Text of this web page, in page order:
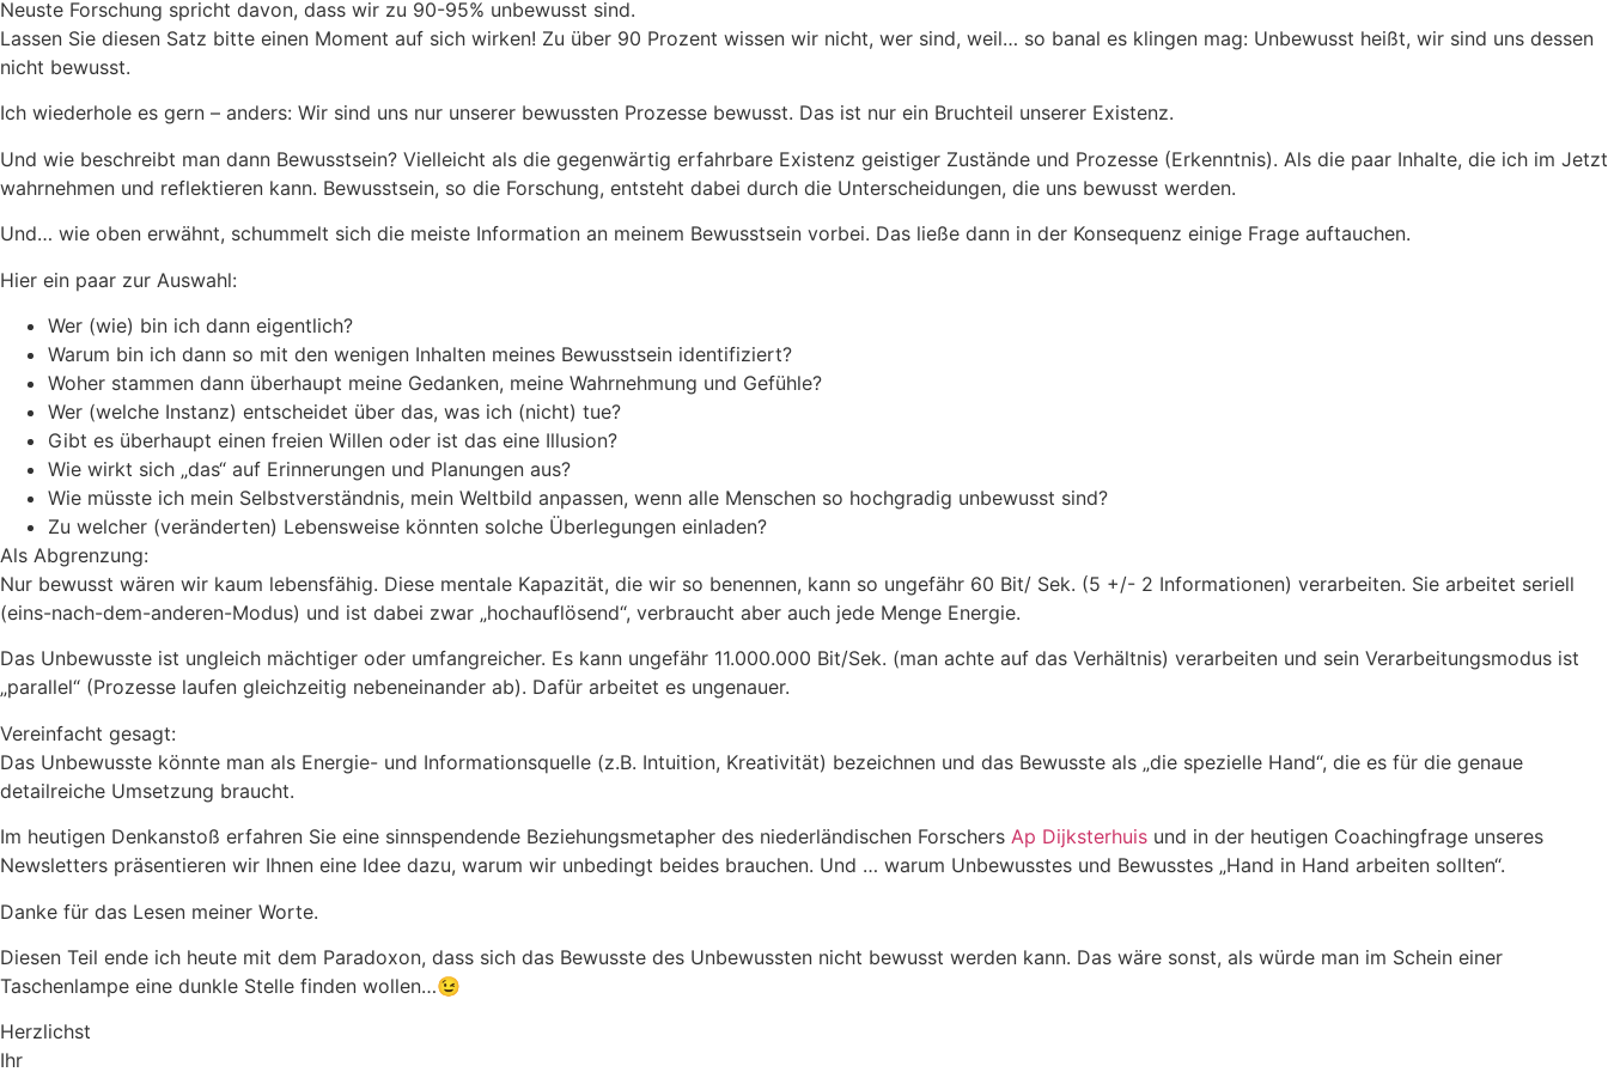
Neuste Forschung spricht davon, dass wir zu 90-95% unbewusst sind.
Lassen Sie diesen Satz bitte einen Moment auf sich wirken! Zu über 90 Prozent wissen wir nicht, wer sind, weil… so banal es klingen mag: Unbewusst heißt, wir sind uns dessen
nicht bewusst.
Ich wiederhole es gern – anders: Wir sind uns nur unserer bewussten Prozesse bewusst. Das ist nur ein Bruchteil unserer Existenz.
Und wie beschreibt man dann Bewusstsein? Vielleicht als die gegenwärtig erfahrbare Existenz geistiger Zustände und Prozesse (Erkenntnis). Als die paar Inhalte, die ich im Jetzt
wahrnehmen und reflektieren kann. Bewusstsein, so die Forschung, entsteht dabei durch die Unterscheidungen, die uns bewusst werden.
Und… wie oben erwähnt, schummelt sich die meiste Information an meinem Bewusstsein vorbei. Das ließe dann in der Konsequenz einige Frage auftauchen.
Hier ein paar zur Auswahl:
Wer (wie) bin ich dann eigentlich?
Warum bin ich dann so mit den wenigen Inhalten meines Bewusstsein identifiziert?
Woher stammen dann überhaupt meine Gedanken, meine Wahrnehmung und Gefühle?
Wer (welche Instanz) entscheidet über das, was ich (nicht) tue?
Gibt es überhaupt einen freien Willen oder ist das eine Illusion?
Wie wirkt sich „das“ auf Erinnerungen und Planungen aus?
Wie müsste ich mein Selbstverständnis, mein Weltbild anpassen, wenn alle Menschen so hochgradig unbewusst sind?
Zu welcher (veränderten) Lebensweise könnten solche Überlegungen einladen?
Als Abgrenzung:
Nur bewusst wären wir kaum lebensfähig. Diese mentale Kapazität, die wir so benennen, kann so ungefähr 60 Bit/ Sek. (5 +/- 2 Informationen) verarbeiten. Sie arbeitet seriell
(eins-nach-dem-anderen-Modus) und ist dabei zwar „hochauflösend“, verbraucht aber auch jede Menge Energie.
Das Unbewusste ist ungleich mächtiger oder umfangreicher. Es kann ungefähr 11.000.000 Bit/Sek. (man achte auf das Verhältnis) verarbeiten und sein Verarbeitungsmodus ist
„parallel“ (Prozesse laufen gleichzeitig nebeneinander ab). Dafür arbeitet es ungenauer.
Vereinfacht gesagt:
Das Unbewusste könnte man als Energie- und Informationsquelle (z.B. Intuition, Kreativität) bezeichnen und das Bewusste als „die spezielle Hand“, die es für die genaue
detailreiche Umsetzung braucht.
Im heutigen Denkanstoß erfahren Sie eine sinnspendende Beziehungsmetapher des niederländischen Forschers Ap Dijksterhuis und in der heutigen Coachingfrage unseres
Newsletters präsentieren wir Ihnen eine Idee dazu, warum wir unbedingt beides brauchen. Und … warum Unbewusstes und Bewusstes „Hand in Hand arbeiten sollten“.
Danke für das Lesen meiner Worte.
Diesen Teil ende ich heute mit dem Paradoxon, dass sich das Bewusste des Unbewussten nicht bewusst werden kann. Das wäre sonst, als würde man im Schein einer
Taschenlampe eine dunkle Stelle finden wollen…😉
Herzlichst
Ihr